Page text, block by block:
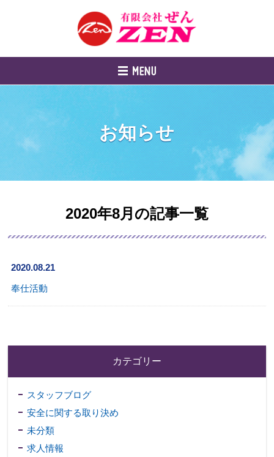
お知らせ
2020年8月の記事一覧
2020.08.21
奉仕活動
カテゴリー
スタッフブログ
安全に関する取り決め
未分類
求人情報